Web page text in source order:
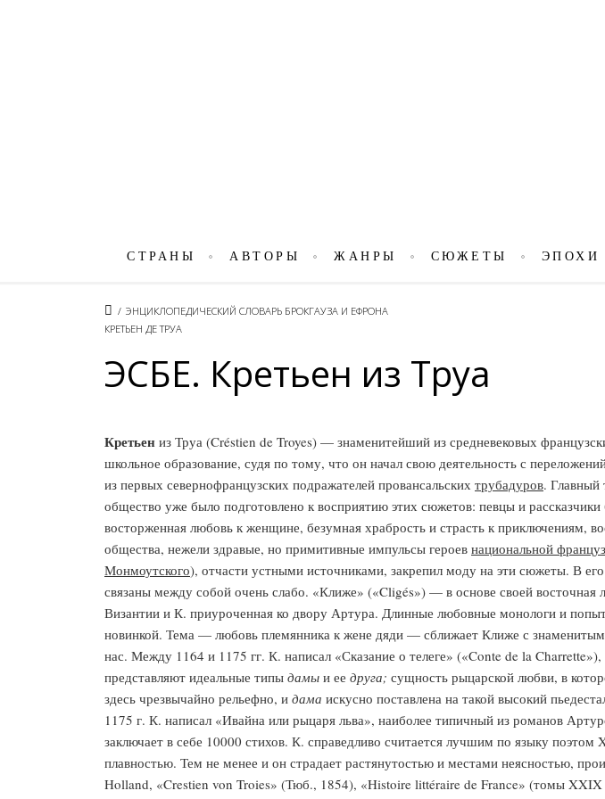
СТРАНЫ АВТОРЫ ЖАНРЫ СЮЖЕТЫ ЭПОХИ
/ ЭНЦИКЛОПЕДИЧЕСКИЙ СЛОВАРЬ БРОКГАУЗА И ЕФРОНА
КРЕТЬЕН ДЕ ТРУА
ЭСБЕ. Кретьен из Труа
Кретьен из Труа (Créstien de Troyes) — знаменитейший из средневековых
школьное образование, судя по тому, что он начал свою деятельность с
из первых севернофранцузских подражателей провансальских трубадуров.
общество уже было подготовлено к восприятию этих сюжетов: певцы и рассказчики
восторженная любовь к женщине, безумная храбрость и страсть к приключениям,
общества, нежели здравые, но примитивные импульсы героев национальной
Монмоутского), отчасти устными источниками, закрепил моду на эти сюжеты. В
связаны между собой очень слабо. «Клиже» («Cligés») — в основе своей
Византии и К. приуроченная ко двору Артура. Длинные любовные монологи и
новинкой. Тема — любовь племянника к жене дяди — сближает Клиже с знаменитым
нас. Между 1164 и 1175 гг. К. написал «Сказание о телеге» («Conte de la
представляют идеальные типы дамы и ее друга; сущность рыцарской любви, в
здесь чрезвычайно рельефно, и дама искусно поставлена на такой высокий
1175 г. К. написал «Ивайна или рыцаря льва», наиболее типичный из романов
заключает в себе 10000 стихов. К. справедливо считается лучшим по языку
плавностью. Тем не менее и он страдает растянутостью и местами неясностью,
Holland, «Crestien von Troies» (Тюб., 1854), «Histoire littéraire de France» (томы